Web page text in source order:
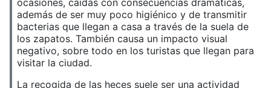
ocasiones, caídas con consecuencias dramáticas,
además de ser muy poco higiénico y de transmitir
bacterias que llegan a casa a través de la suela de
los zapatos. También causa un impacto visual
negativo, sobre todo en los turistas que llegan para
visitar la ciudad.
La recogida de las heces suele ser una actividad